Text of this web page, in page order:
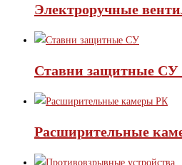
Электроручные
Ставни защитные СУ
Расширительные